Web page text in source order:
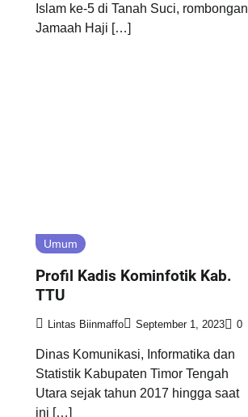
Islam ke-5 di Tanah Suci, rombongan
Jamaah Haji […]
Umum
Profil Kadis Kominfotik Kab.
TTU
Lintas Biinmaffo September 1, 2023 0
Dinas Komunikasi, Informatika dan
Statistik Kabupaten Timor Tengah
Utara sejak tahun 2017 hingga saat
ini […]